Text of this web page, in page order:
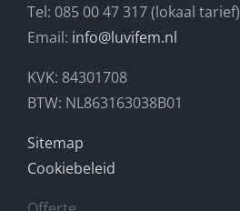
Tel: 085 00 47 317 (lokaal tarief)
Email: info@luvifem.nl
KVK: 84301708
BTW: NL863163038B01
Sitemap
Cookiebeleid